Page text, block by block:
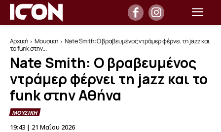
Αρχική Μουσικη
Nate Smith: Ο βραβευμένος ντράμερ φέρνει τη jazz και
το funk στην...
Nate Smith: Ο βραβευμένος
ντράμερ φέρνει τη jazz και το
funk στην Αθήνα
ΜΟΥΣΙΚΗ
19:43 | 21 Μαΐου 2026